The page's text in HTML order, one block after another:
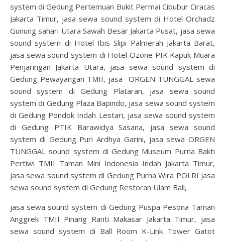
system di Gedung Pertemuan Bukit Permai Cibubur Ciracas
Jakarta Timur, jasa sewa sound system di Hotel Orchadz
Gunung sahari Utara Sawah Besar Jakarta Pusat, jasa sewa
sound system di Hotel Ibis Slipi Palmerah Jakarta Barat,
jasa sewa sound system di Hotel Ozone PIK Kapuk Muara
Penjaringan Jakarta Utara, jasa sewa sound system di
Gedung Pewayangan TMII, jasa ORGEN TUNGGAL sewa
sound system di Gedung Plataran, jasa sewa sound
system di Gedung Plaza Bapindo, jasa sewa sound system
di Gedung Pondok Indah Lestari, jasa sewa sound system
di Gedung PTIK Barawidya Sasana, jasa sewa sound
system di Gedung Puri Ardhya Garini, jasa sewa ORGEN
TUNGGAL sound system di Gedung Museum Purna Bakti
Pertiwi TMII Taman Mini Indonesia Indah Jakarta Timur,
jasa sewa sound system di Gedung Purna Wira POLRI jasa
sewa sound system di Gedung Restoran Ulam Bali,
jasa sewa sound system di Gedung Puspa Pesona Taman
Anggrek TMII Pinang Ranti Makasar Jakarta Timur, jasa
sewa sound system di Ball Room K-Link Tower Gatot